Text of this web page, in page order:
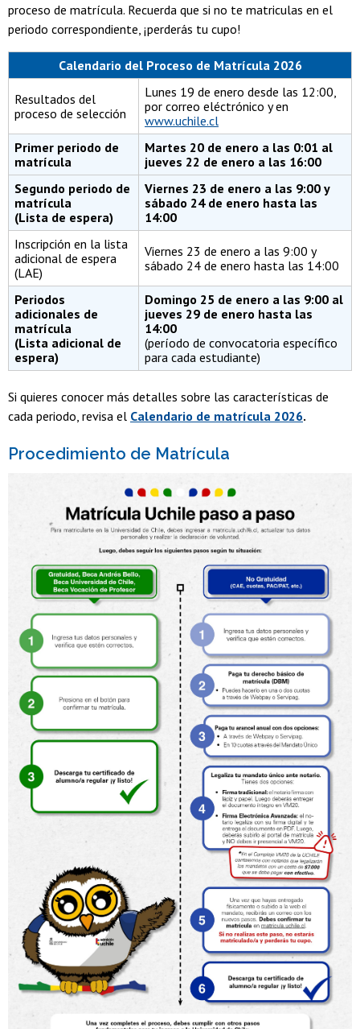
proceso de matrícula. Recuerda que si no te matriculas en el
periodo correspondiente, ¡perderás tu cupo!
Calendario del Proceso de Matrícula 2026
Resultados del
proceso de selección
Lunes 19 de enero desde las 12:00,
por correo eléctrónico y en
www.uchile.cl
Primer periodo de
matrícula
Martes 20 de enero a las 0:01 al
jueves 22 de enero a las 16:00
Segundo periodo de
matrícula
(Lista de espera)
Viernes 23 de enero a las 9:00 y
sábado 24 de enero hasta las
14:00
Inscripción en la lista
adicional de espera
(LAE)
Viernes 23 de enero a las 9:00 y
sábado 24 de enero hasta las 14:00
Periodos
adicionales de
matrícula
(Lista adicional de
espera)
Domingo 25 de enero a las 9:00 al
jueves 29 de enero hasta las
14:00
(período de convocatoria específico
para cada estudiante)
Si quieres conocer más detalles sobre las características de
cada periodo, revisa el Calendario de matrícula 2026.
Procedimiento de Matrícula